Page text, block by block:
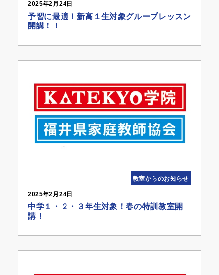
2025年2月24日
予習に最適！新高１生対象グループレッスン
開講！！
教室からのお知らせ
2025年2月24日
中学１・２・３年生対象！春の特訓教室開
講！